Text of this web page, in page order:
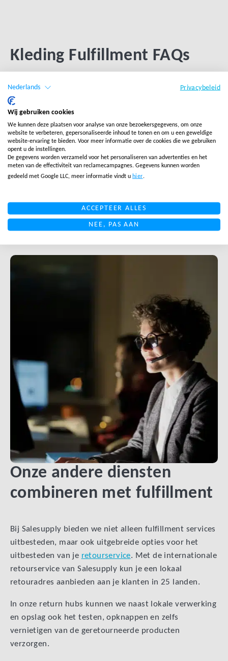
Kleding Fulfillment FAQs
Wat zijn Kleding Fulfillment Diensten?
Wat gebeurt er bij logistieke problemen?
Kan een externe leverancier van fulfillment de
Onze andere diensten
combineren met fulfillment
Bij Salesupply bieden we niet alleen fulfillment services
uitbesteden, maar ook uitgebreide opties voor het
uitbesteden van je retourservice. Met de internationale
retourservice van Salesupply kun je een lokaal
retouradres aanbieden aan je klanten in 25 landen.
In onze return hubs kunnen we naast lokale verwerking
en opslag ook het testen, opknappen en zelfs
vernietigen van de geretourneerde producten
verzorgen.
Nederlands Privacybeleid
Wij gebruiken cookies
We kunnen deze plaatsen voor analyse van onze bezoekersgegevens, om onze
website te verbeteren, gepersonaliseerde inhoud te tonen en om u een geweldige
website-ervaring te bieden. Voor meer informatie over de cookies die we gebruiken
opent u de instellingen.
De gegevens worden verzameld voor het personaliseren van advertenties en het
meten van de effectiviteit van reclamecampagnes. Gegevens kunnen worden
gedeeld met Google LLC, meer informatie vindt u hier.
ACCEPTEER ALLES
NEE, PAS AAN